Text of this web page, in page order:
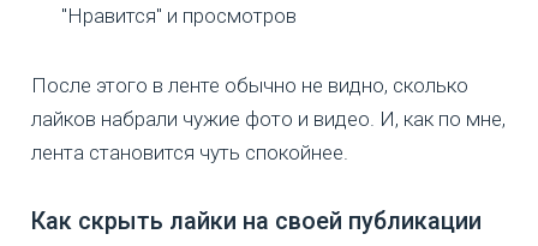
"Нравится" и просмотров
После этого в ленте обычно не видно, сколько
лайков набрали чужие фото и видео. И, как по мне,
лента становится чуть спокойнее.
Как скрыть лайки на своей публикации